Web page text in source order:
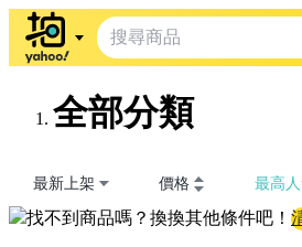
全部分類
最新上架 價格 最高
找不到商品嗎？換換其他條件吧！